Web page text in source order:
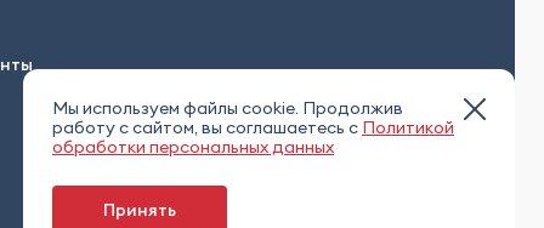
Мы используем файлы cookie. Продолжив
работу с сайтом, вы соглашаетесь с Политикой
обработки персональных данных
Принять